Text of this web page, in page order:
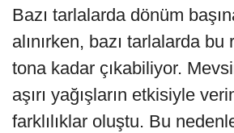
Bazı tarlalarda dönüm
alınırken, bazı tarlalarda
tona kadar çıkabiliyor.
aşırı yağışların etkisiyle
farklılıklar oluştu. Bu